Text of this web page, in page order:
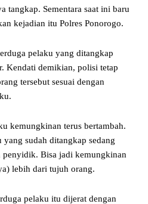
tangkap. Sementara saat ini baru
kejadian itu Polres Ponorogo.
pelaku yang ditangkap
Kendati demikian, polisi tetap
tersebut sesuai dengan
kemungkinan terus bertambah.
sudah ditangkap sedang
penyidik. Bisa jadi kemungkinan
lebih dari tujuh orang.
pelaku itu dijerat dengan